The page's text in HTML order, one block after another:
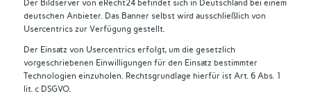
Der Bildserver von eRecht24 befindet sich in Deutschland bei einem
deutschen Anbieter. Das Banner selbst wird ausschließlich von
Usercentrics zur Verfügung gestellt.
Der Einsatz von Usercentrics erfolgt, um die gesetzlich
vorgeschriebenen Einwilligungen für den Einsatz bestimmter
Technologien einzuholen. Rechtsgrundlage hierfür ist Art. 6 Abs. 1
lit. c DSGVO.